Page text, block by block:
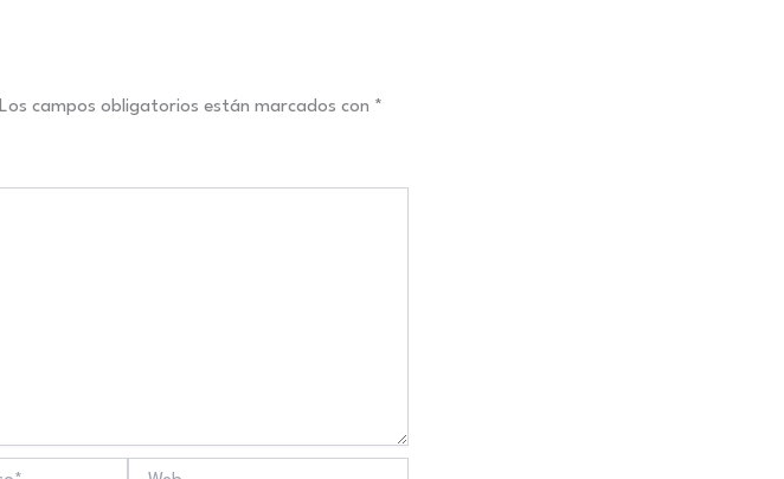
Los campos obligatorios están marcados con *